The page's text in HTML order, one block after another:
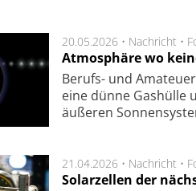
20.05.2026 • Nachricht •
Atmosphäre wo
Berufs- und
eine dün­ne Gas­hül­le
äu­ße­ren
21.04.2026 • Nachricht •
Solarzellen der